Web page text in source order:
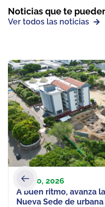
Noticias que te
Ver todos las noticias
2 junio, 2026
A buen ritmo, avanza
Nueva Sede de urbana